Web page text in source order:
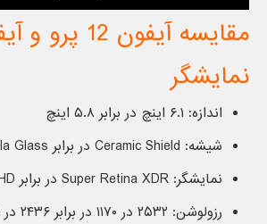
نمایشگر
اندازه: ۶.۱ اینچ در برابر ۵.۸ اینچ
شیشه: Ceramic Shield در برابر Gorilla Glass
نمایشگر: Super Retina XDR در برابر Super Retina HD
رزولوشن: ۲۵۳۲ در ۱۱۷۰ در برابر ۲۴۳۶ در ۱۱۲۵ پیکسل